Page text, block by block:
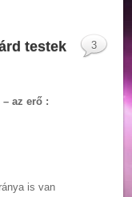
testek
az erő :
is van
3